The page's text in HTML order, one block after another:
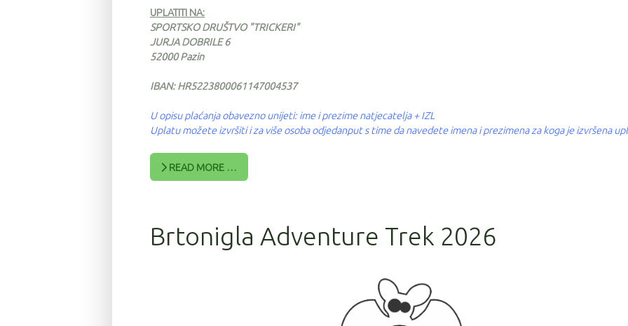
UPLATITI NA:
SPORTSKO DRUŠTVO "TRICKERI"
JURJA DOBRILE 6
52000 Pazin
IBAN: HR5223800061147004537
U opisu plaćanja obavezno unijeti: ime i prezime natjecatelja + IZL
Uplatu možete izvršiti i za više osoba odjedanput s time da navedete imena i prezimena za koga je izvršena
READ MORE …
Brtonigla Adventure Trek 2026